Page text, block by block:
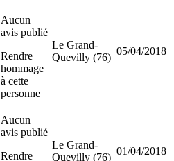
Aucun
avis publié
Rendre
hommage
à cette
personne
Le Grand-
Quevilly (76)
05/04/2018
Aucun
avis publié
Rendre
Le Grand-
Quevilly (76)
01/04/2018